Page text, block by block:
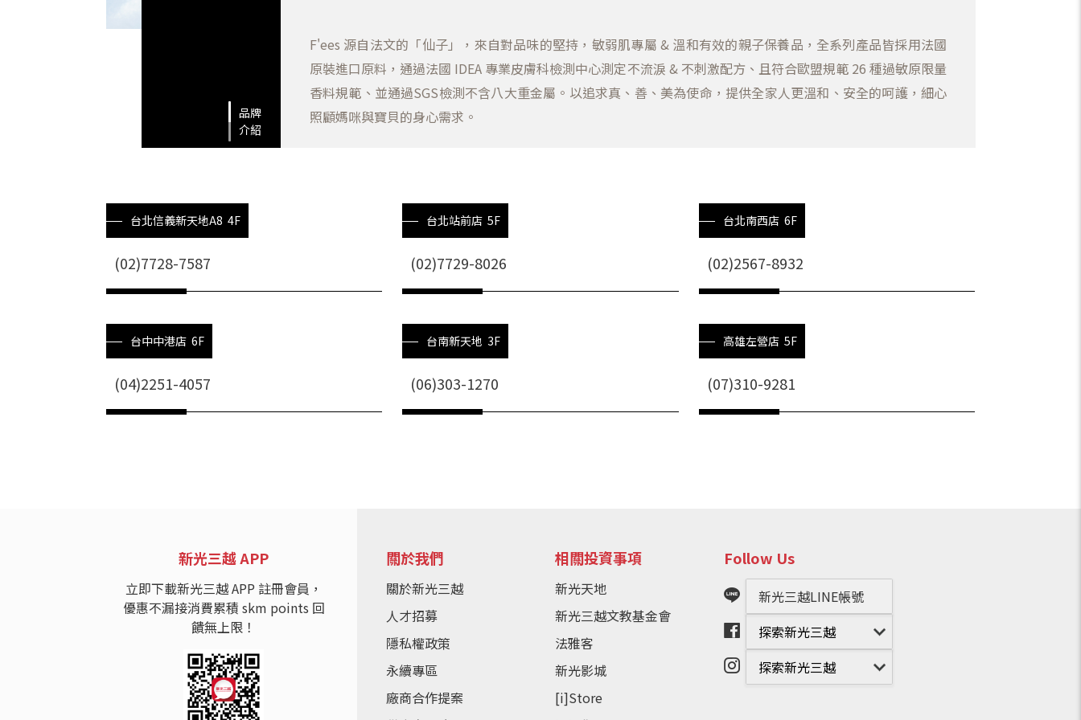
品牌
介紹
F'ees 源自法文的「仙子」，來自對品味的堅持，敏弱肌專屬 & 溫和有效的親子保養品，全系列產品皆採用法國
原裝進口原料，通過法國 IDEA 專業皮膚科檢測中心測定不流淚 & 不刺激配方、且符合歐盟規範 26 種過敏原限量
香料規範、並通過SGS檢測不含八大重金屬。以追求真、善、美為使命，提供全家人更溫和、安全的呵護，細心
照顧媽咪與寶貝的身心需求。
台北信義新天地A8 4F
(02)7728-7587
台北站前店 5F
(02)7729-8026
台北南西店 6F
(02)2567-8932
台中中港店 6F
(04)2251-4057
台南新天地 3F
(06)303-1270
高雄左營店 5F
(07)310-9281
新光三越 APP
立即下載新光三越 APP 註冊會員，
優惠不漏接消費累積 skm points 回
饋無上限！
關於我們
關於新光三越
人才招募
隱私權政策
永續專區
廠商合作提案
相關投資事項
新光天地
新光三越文教基金會
法雅客
新光影城
[i]Store
Follow Us
新光三越LINE帳號